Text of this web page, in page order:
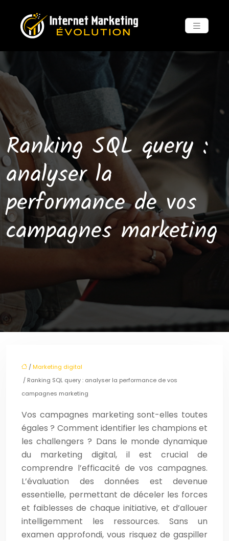
Ranking SQL query :
analyser la
performance de vos
campagnes marketing
/Marketing digital
/ Ranking SQL query : analyser la performance de vos
campagnes marketing
Vos campagnes marketing sont-elles toutes
égales ? Comment identifier les champions et
les challengers ? Dans le monde dynamique
du marketing digital, il est crucial de
comprendre l’efficacité de vos campagnes.
L’évaluation des données est devenue
essentielle, permettant de déceler les forces
et faiblesses de chaque initiative, et d’allouer
intelligemment les ressources. Sans un
examen approfondi, vous risquez de gaspiller